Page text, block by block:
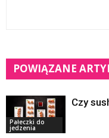
POWIĄZANE
Pałeczki do
jedzenia
Czy